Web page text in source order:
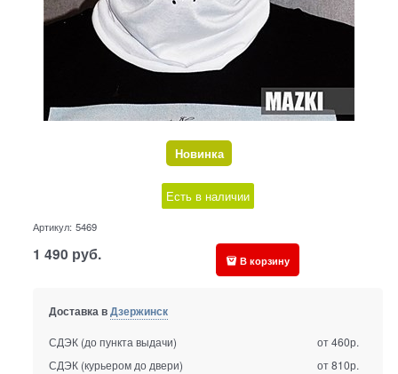
Новинка
Есть в наличии
Артикул: 5469
1 490 руб. В корзину
Доставка вДзержинск
СДЭК (до пункта выдачи)
от 460р.
СДЭК (курьером до двери)
от 810р.